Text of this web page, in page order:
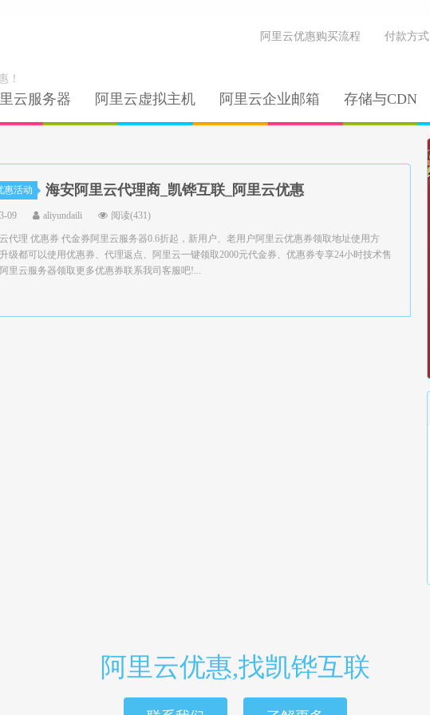
！
云服务器 阿里云虚拟主机 阿里云企业邮箱 存储与CDN
阿里云优惠购买流程 付款方式
惠活动 海安阿里云代理商_凯铧互联_阿里云优惠
09 aliyundaili 阅读(431)
代理 优惠券 代金券阿里云服务器0.6折起，新用户、老用户阿里云优惠券领取地址使用方
级都可以使用优惠券、代理返点、阿里云一键领取2000元代金券、优惠券专享24小时技术售
里云服务器领取更多优惠券联系我司客服吧!...
阿里云优惠,找凯铧互联